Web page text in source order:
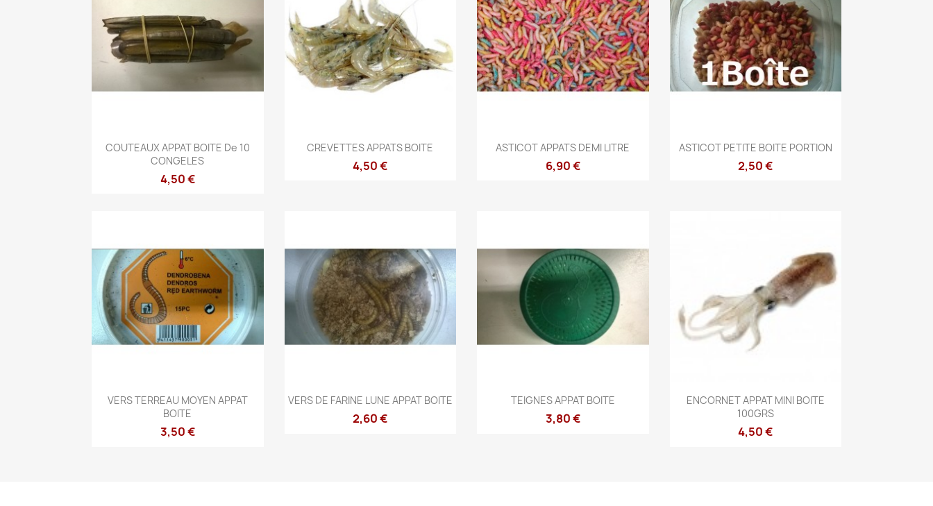
Aperçu rapide
COUTEAUX APPAT BOITE De 10
CONGELES
4,50 €
Aperçu rapide
CREVETTES APPATS BOITE
4,50 €
Aperçu rapide
ASTICOT APPATS DEMI LITRE
6,90 €
Aperçu rapide
ASTICOT PETITE BOITE PORTION
2,50 €
Aperçu rapide
VERS TERREAU MOYEN APPAT
BOITE
3,50 €
Aperçu rapide
VERS DE FARINE LUNE APPAT BOITE
2,60 €
Aperçu rapide
TEIGNES APPAT BOITE
3,80 €
Aperçu rapide
ENCORNET APPAT MINI BOITE
100GRS
4,50 €